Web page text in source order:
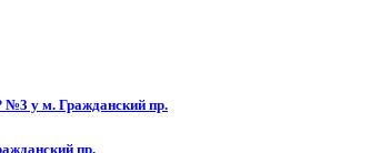
у м. Гражданский пр.
пр.